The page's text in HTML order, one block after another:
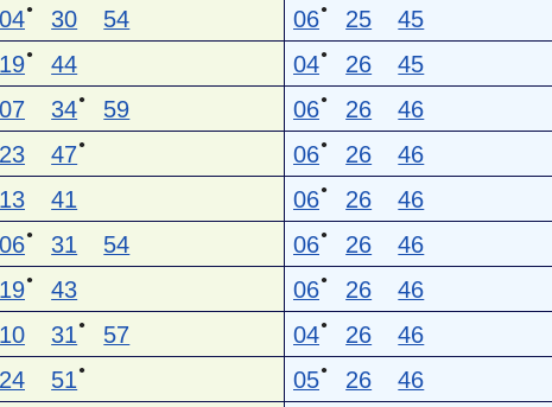
04● 30 54 06● 25 45
19● 44 04● 26 45
07 34● 59 06● 26 46
23 47● 06● 26 46
13 41 06● 26 46
06● 31 54 06● 26 46
19● 43 06● 26 46
10 31 ● 57 04● 26 46
24 51 ● 05● 26 46